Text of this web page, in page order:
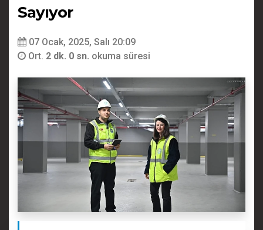
Sayıyor
07 Ocak, 2025, Salı 20:09
Ort. 2 dk. 0 sn. okuma süresi